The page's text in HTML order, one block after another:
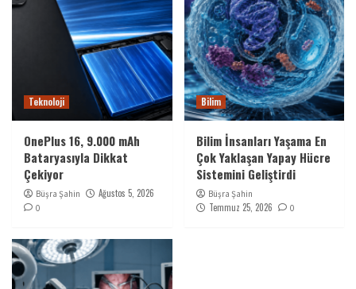
Teknoloji
OnePlus 16, 9.000 mAh
Bataryasıyla Dikkat
Çekiyor
Büşra Şahin Ağustos 5, 2026
0
Bilim
Bilim İnsanları Yaşama En
Çok Yaklaşan Yapay Hücre
Sistemini Geliştirdi
Büşra Şahin
Temmuz 25, 2026 0